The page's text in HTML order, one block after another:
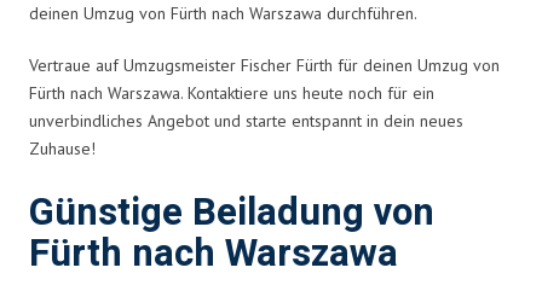
deinen Umzug von Fürth nach Warszawa durchführen.
Vertraue auf Umzugsmeister Fischer Fürth für deinen Umzug von
Fürth nach Warszawa. Kontaktiere uns heute noch für ein
unverbindliches Angebot und starte entspannt in dein neues
Zuhause!
Günstige Beiladung von
Fürth nach Warszawa